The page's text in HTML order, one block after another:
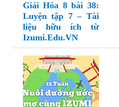
Giải Hóa 8 bài 38:
Luyện tập 7 – Tài
liệu hữu ích từ
Izumi.Edu.VN